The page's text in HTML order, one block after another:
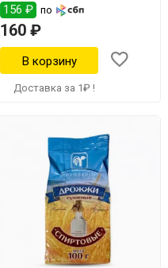
156 ₽ по
160 ₽
Доставка за 1₽ !